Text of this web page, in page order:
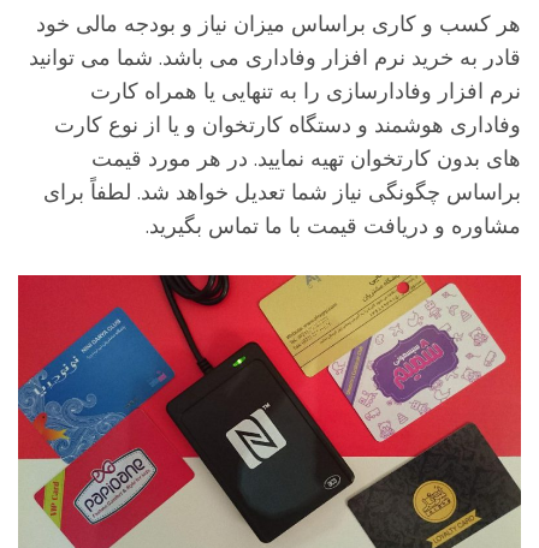
کسب و کاری براساس میزان نیاز و بودجه مالی خود
به خرید نرم افزار وفاداری می باشد. شما می توانید
افزار وفادارسازی را به تنهایی یا همراه کارت
هوشمند و دستگاه کارتخوان و یا از نوع کارت
بدون کارتخوان تهیه نمایید. در هر مورد قیمت
چگونگی نیاز شما تعدیل خواهد شد. لطفاً برای
و دریافت قیمت با ما تماس بگیرید.